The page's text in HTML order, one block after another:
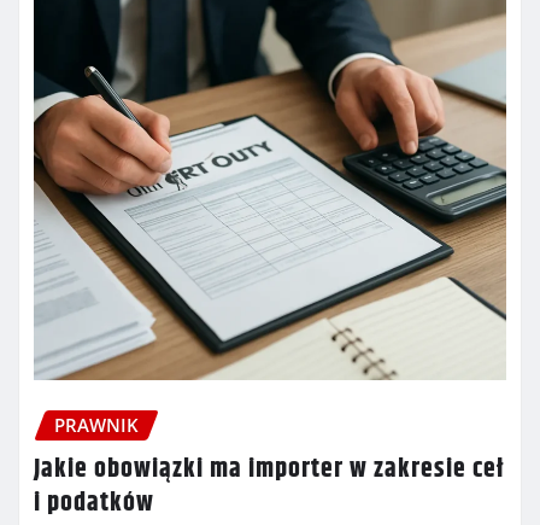
PRAWNIK
Jakie obowiązki ma importer w zakresie ceł
i podatków